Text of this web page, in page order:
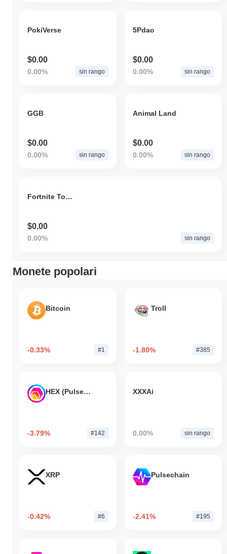
PokiVerse
$0.00
0.00% sin rango
5Pdao
$0.00
0.00% sin rango
GGB
$0.00
0.00% sin rango
Animal Land
$0.00
0.00% sin rango
Fortnite Token
$0.00
0.00% sin rango
Monete popolari
Bitcoin
-0.33% #1
Troll
-1.80% #385
HEX (Pulsechain)
-3.79% #142
XXXAi
0.00% sin rango
XRP
-0.42% #6
Pulsechain
-2.41% #195